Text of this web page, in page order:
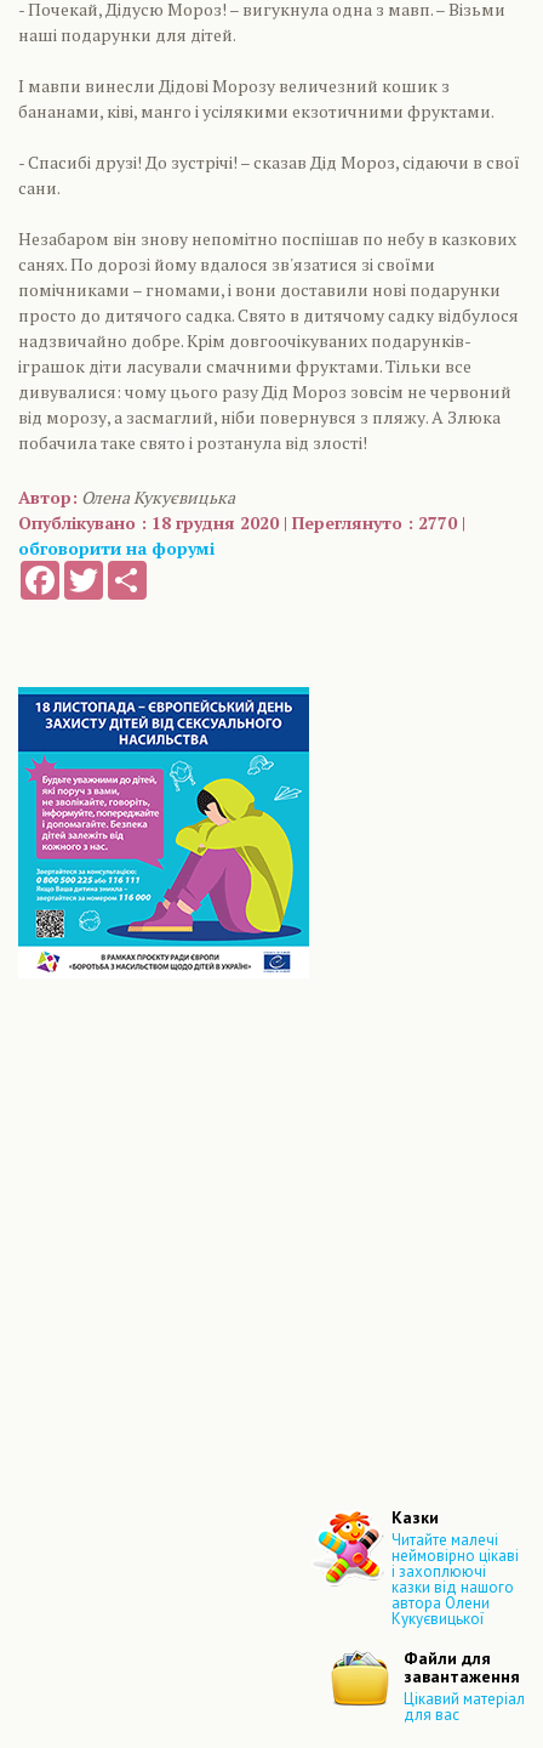
- Почекай, Дідусю Мороз! – вигукнула одна з мавп. – Візьми
наші подарунки для дітей.
І мавпи винесли Дідові Морозу величезний кошик з
бананами, ківі, манго і усілякими екзотичними фруктами.
- Спасибі друзі! До зустрічі! – сказав Дід Мороз, сідаючи в свої
сани.
Незабаром він знову непомітно поспішав по небу в казкових
санях. По дорозі йому вдалося зв'язатися зі своїми
помічниками – гномами, і вони доставили нові подарунки
просто до дитячого садка. Свято в дитячому садку відбулося
надзвичайно добре. Крім довгоочікуваних подарунків-
іграшок діти ласували смачними фруктами. Тільки все
дивувалися: чому цього разу Дід Мороз зовсім не червоний
від морозу, а засмаглий, ніби повернувся з пляжу. А Злюка
побачила таке свято і розтанула від злості!
Автор: Олена Кукуєвицька
Опублікувано : 18 грудня 2020 | Переглянуто : 2770 |
обговорити на форумі
FacebookTwitter
Казки
Читайте малечі
неймовірно цікаві
і захоплюючі
казки від нашого
автора Олени
Кукуєвицької
Файли для
завантаження
Цікавий матеріал
для вас